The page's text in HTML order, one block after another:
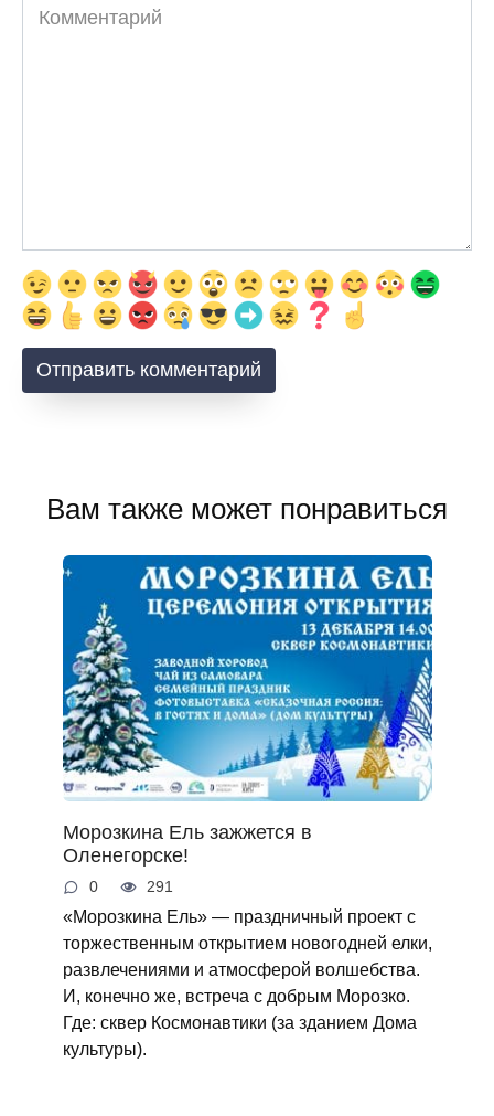
Комментарий
Вам также может понравиться
Морозкина Ель зажжется в
Оленегорске!
0 291
«Морозкина Ель» — праздничный проект с
торжественным открытием новогодней елки,
развлечениями и атмосферой волшебства.
И, конечно же, встреча с добрым Морозко.
Где: сквер Космонавтики (за зданием Дома
культуры).